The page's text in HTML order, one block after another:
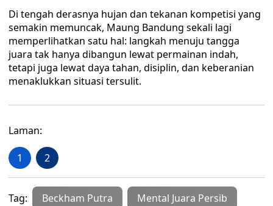
Di tengah derasnya hujan dan tekanan kompetisi yang
semakin memuncak, Maung Bandung sekali lagi
memperlihatkan satu hal: langkah menuju tangga
juara tak hanya dibangun lewat permainan indah,
tetapi juga lewat daya tahan, disiplin, dan keberanian
menaklukkan situasi tersulit.
Laman:
1 2
Tag: Beckham Putra Mental Juara Persib